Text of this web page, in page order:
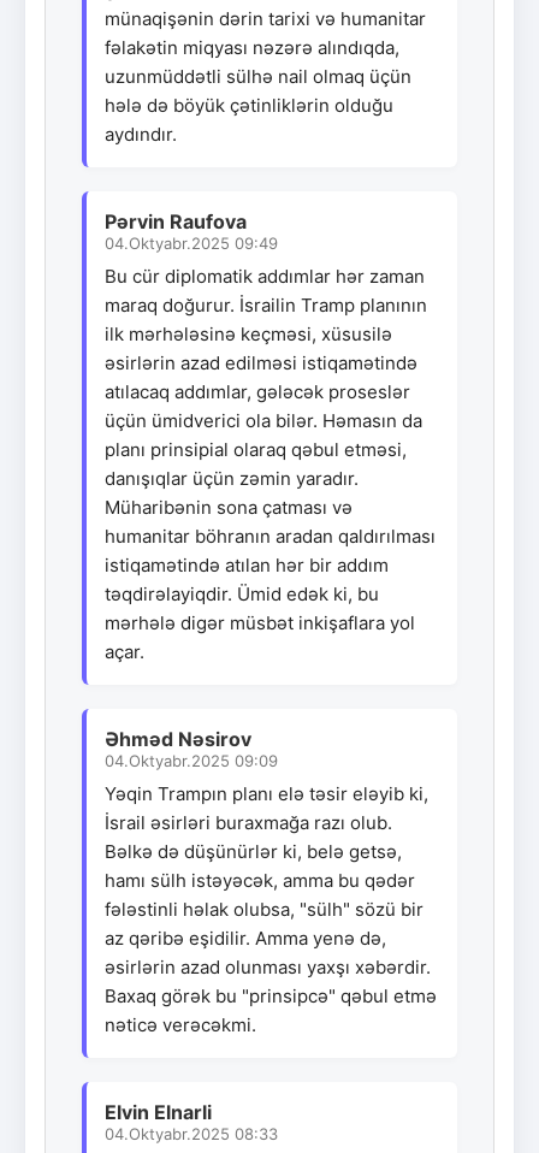
münaqişənin dərin tarixi və humanitar
fəlakətin miqyası nəzərə alındıqda,
uzunmüddətli sülhə nail olmaq üçün
hələ də böyük çətinliklərin olduğu
aydındır.
Pərvin Raufova
04.Oktyabr.2025 09:49
Bu cür diplomatik addımlar hər zaman
maraq doğurur. İsrailin Tramp planının
ilk mərhələsinə keçməsi, xüsusilə
əsirlərin azad edilməsi istiqamətində
atılacaq addımlar, gələcək proseslər
üçün ümidverici ola bilər. Həmasın da
planı prinsipial olaraq qəbul etməsi,
danışıqlar üçün zəmin yaradır.
Müharibənin sona çatması və
humanitar böhranın aradan qaldırılması
istiqamətində atılan hər bir addım
təqdirəlayiqdir. Ümid edək ki, bu
mərhələ digər müsbət inkişaflara yol
açar.
Əhməd Nəsirov
04.Oktyabr.2025 09:09
Yəqin Trampın planı elə təsir eləyib ki,
İsrail əsirləri buraxmağa razı olub.
Bəlkə də düşünürlər ki, belə getsə,
hamı sülh istəyəcək, amma bu qədər
fələstinli həlak olubsa, "sülh" sözü bir
az qəribə eşidilir. Amma yenə də,
əsirlərin azad olunması yaxşı xəbərdir.
Baxaq görək bu "prinsipcə" qəbul etmə
nəticə verəcəkmi.
Elvin Elnarli
04.Oktyabr.2025 08:33